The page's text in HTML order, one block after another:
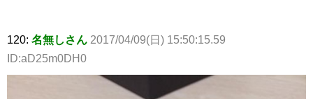
120: 名無しさん 2017/04/09(日) 15:50:15.59
ID:aD25m0DH0